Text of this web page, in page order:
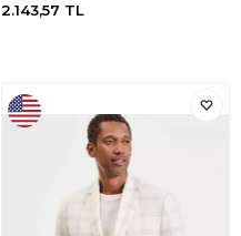
2.143,57 TL